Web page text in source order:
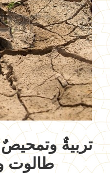
تربيةٌ
طالوت